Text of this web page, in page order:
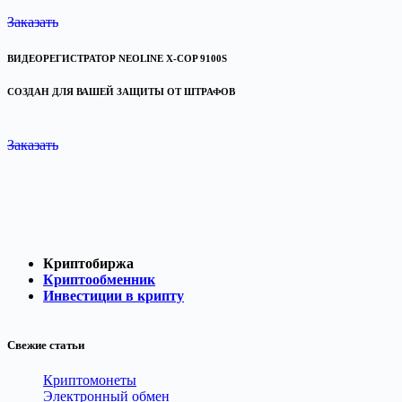
Заказать
ВИДЕОРЕГИСТРАТОР NEOLINE X-COP 9100S
СОЗДАН ДЛЯ ВАШЕЙ ЗАЩИТЫ ОТ ШТРАФОВ
Заказать
Криптобиржа
Криптообменник
Инвестиции в крипту
Свежие статьи
Криптомонеты
Электронный обмен